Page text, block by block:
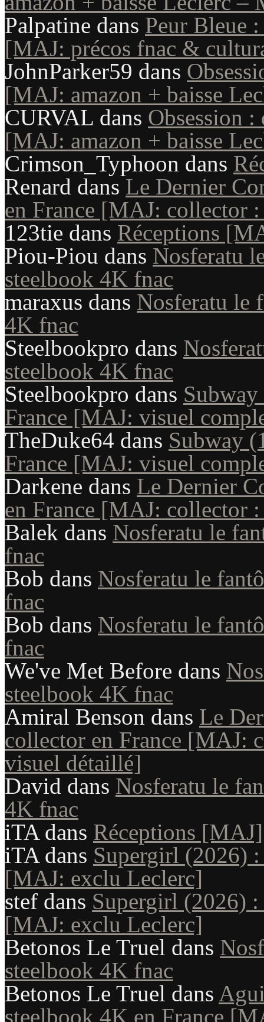
Palpatine dans Peur Bleue
[MAJ: précos fnac &
JohnParker59 dans
[MAJ: amazon + baisse
CURVAL dans Obsession :
[MAJ: amazon + baisse
Crimson_Typhoon dans
Renard dans Le Dernier
en France [MAJ: collector
123tie dans Réceptions
Piou-Piou dans Nosferatu
steelbook 4K fnac
maraxus dans Nosferatu le
4K fnac
Steelbookpro dans
steelbook 4K fnac
Steelbookpro dans
France [MAJ: visuel
TheDuke64 dans Subway
France [MAJ: visuel
Darkene dans Le Dernier
en France [MAJ: collector
Balek dans Nosferatu le
fnac
Bob dans Nosferatu le
fnac
Bob dans Nosferatu le
fnac
We've Met Before dans
steelbook 4K fnac
Amiral Benson dans Le
collector en France [MAJ:
visuel détaillé]
David dans Nosferatu le
4K fnac
iTAdans Réceptions [MAJ]
iTAdans Supergirl (2026)
[MAJ: exclu Leclerc]
stef dans Supergirl (2026)
[MAJ: exclu Leclerc]
Betonos Le Truel dans
steelbook 4K fnac
Betonos Le Truel dans
steelbook 4K en France